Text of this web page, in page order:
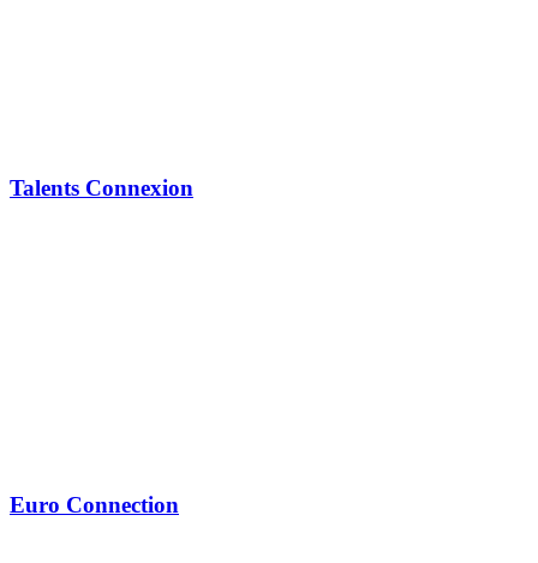
Talents Connexion
Euro Connection